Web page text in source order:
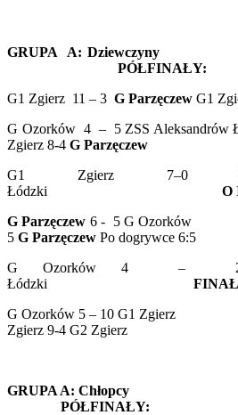
GRUPA A:
PÓŁFINAŁY:
G1 Zgierz 11 – 3 G Parzęczew G1
G Ozorków 4 – 5 ZSS
Zgierz 8-4 G Parzęczew
G1 Zgierz 7–0
Łódzki O
G Parzęczew 6 - 5 G
5 G Parzęczew Po dogrywce 6:5
G Ozorków 4 – 2
Łódzki
G Ozorków 5 – 10
Zgierz 9-4 G2 Zgierz
GRUPA A:
PÓŁFINAŁY: